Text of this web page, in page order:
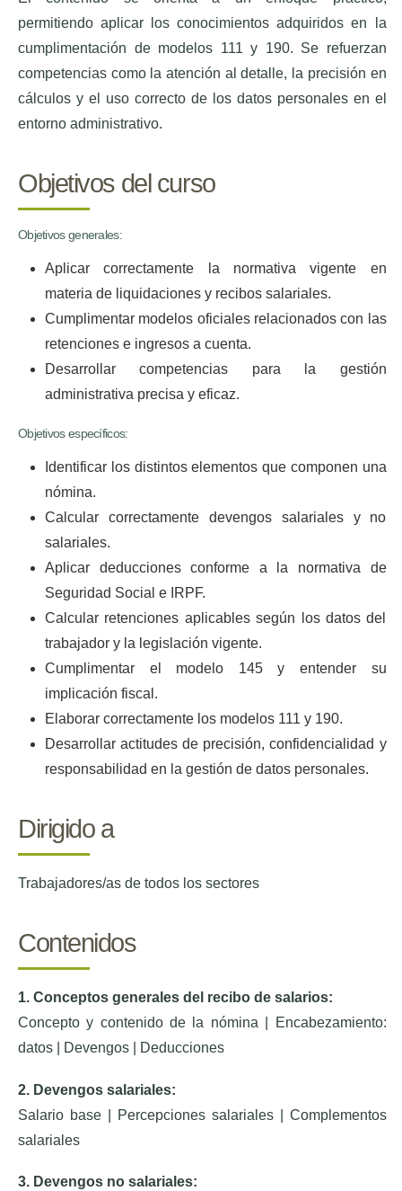
permitiendo aplicar los conocimientos adquiridos en la
cumplimentación de modelos 111 y 190. Se refuerzan
competencias como la atención al detalle, la precisión en
cálculos y el uso correcto de los datos personales en el
entorno administrativo.
Objetivos del curso
Objetivos generales:
Aplicar correctamente la normativa vigente en
materia de liquidaciones y recibos salariales.
Cumplimentar modelos oficiales relacionados con las
retenciones e ingresos a cuenta.
Desarrollar competencias para la gestión
administrativa precisa y eficaz.
Objetivos específicos:
Identificar los distintos elementos que componen una
nómina.
Calcular correctamente devengos salariales y no
salariales.
Aplicar deducciones conforme a la normativa de
Seguridad Social e IRPF.
Calcular retenciones aplicables según los datos del
trabajador y la legislación vigente.
Cumplimentar el modelo 145 y entender su
implicación fiscal.
Elaborar correctamente los modelos 111 y 190.
Desarrollar actitudes de precisión, confidencialidad y
responsabilidad en la gestión de datos personales.
Dirigido a
Trabajadores/as de todos los sectores
Contenidos
1. Conceptos generales del recibo de salarios:
Concepto y contenido de la nómina | Encabezamiento:
datos | Devengos | Deducciones
2. Devengos salariales:
Salario base | Percepciones salariales | Complementos
salariales
3. Devengos no salariales: